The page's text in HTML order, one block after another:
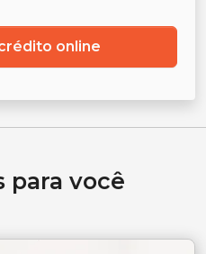
online
para você